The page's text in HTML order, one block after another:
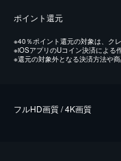
ポイント還元
※40％ポイント還元の対象は、ク
※iOSアプリのUコイン決済による
※還元の対象外となる決済方法や
フルHD画質 / 4K画質